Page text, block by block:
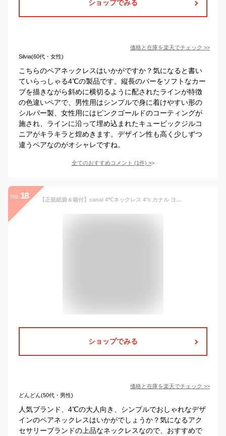
ショップでみる
価格と在庫を楽天でチェック >>
Silvia(60代・女性)
こちらのペアネックレスはいかがですか？気になると書い
ていらっしゃる4℃の製品です。縦長のバーをソフトなカー
ブを描きながら斜めに横切るように配されたラインが特徴
の色違いペアで、男性用はシンプルで身に着けやすい形の
シルバー製、女性用にはピンクゴールドのコーティングが
施され、ラインに沿って埋め込まれたキュービックジルコ
ニアがキラキラと煌めきます。デザイン性も高く少しずつ
違うペアなのがオシャレですね。
全てのおすすめコメント (1件) >
no. 18 【正規紙袋＆箱付】canal 4℃ネックレス 4°c カナル ヨンドシー 4度 4c ペアネックレス ペンダント 4ドシー レディース サークルモチーフ プレゼント シルバー 祝い
ショップでみる
価格と在庫を楽天でチェック >>
どんどん(50代・男性)
人気ブランド、4℃の大人向き、シンプルでおしゃれなデザ
インのペアネックレスはいかがでしょうか？気になるアク
セサリーブランドの上品なネックレスなので、おすすめで